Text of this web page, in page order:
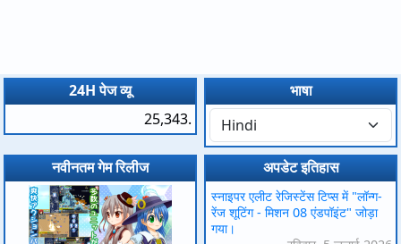
24H पेज व्यू
25,343.
भाषा
नवीनतम गेम रिलीज अपडेट इतिहास
स्नाइपर एलीट रेजिस्टेंस टिप्स में "लॉन्ग-
रेंज शूटिंग - मिशन 08 एंडपॉइंट" जोड़ा
गया।